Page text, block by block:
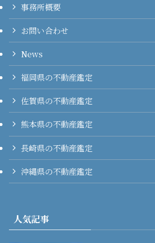
事務所概要
お問い合わせ
News
福岡県の不動産鑑定
佐賀県の不動産鑑定
熊本県の不動産鑑定
長崎県の不動産鑑定
沖縄県の不動産鑑定
人気記事